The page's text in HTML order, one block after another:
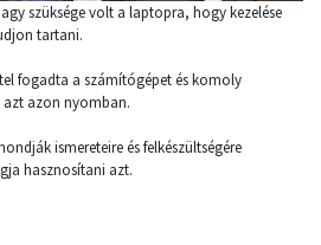
szüksége volt a laptopra, hogy kezelése
tartani.
fogadta a számítógépet és komoly
azon nyomban.
ismereteire és felkészültségére
hasznosítani azt.